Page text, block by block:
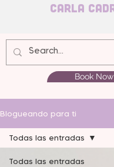
carla
Book Now
Blogueando para ti
Todas las entradas
Todas las entradas